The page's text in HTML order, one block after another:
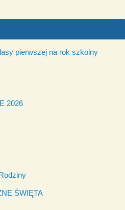
pierwszej na rok szkolny
2026
ŚWIĘTA